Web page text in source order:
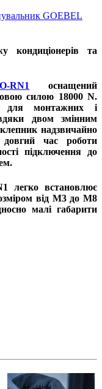
GOEBEL
кондиціонерів та
RN1
оснащений
силою 18000 N.
для монтажних і
двом змінним
надзвичайно
час роботи
підключення до
легко встановлює
від M3 до M8
малі габарити